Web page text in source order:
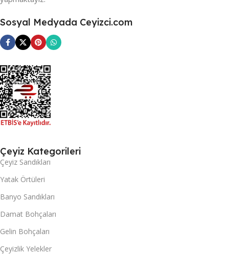
Sosyal Medyada Ceyizci.com
Çeyiz Kategorileri
Çeyiz Sandıkları
Yatak Örtüleri
Banyo Sandıkları
Damat Bohçaları
Gelin Bohçaları
Çeyizlik Yelekler